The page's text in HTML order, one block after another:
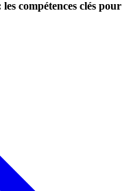
compétences clés pour